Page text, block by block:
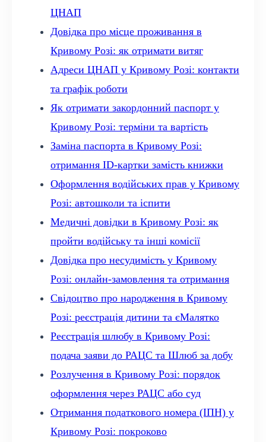
ЦНАП
Довідка про місце проживання в
Кривому Розі: як отримати витяг
Адреси ЦНАП у Кривому Розі: контакти
та графік роботи
Як отримати закордонний паспорт у
Кривому Розі: терміни та вартість
Заміна паспорта в Кривому Розі:
отримання ID-картки замість книжки
Оформлення водійських прав у Кривому
Розі: автошколи та іспити
Медичні довідки в Кривому Розі: як
пройти водійську та інші комісії
Довідка про несудимість у Кривому
Розі: онлайн-замовлення та отримання
Свідоцтво про народження в Кривому
Розі: реєстрація дитини та єМалятко
Реєстрація шлюбу в Кривому Розі:
подача заяви до РАЦС та Шлюб за добу
Розлучення в Кривому Розі: порядок
оформлення через РАЦС або суд
Отримання податкового номера (ІПН) у
Кривому Розі: покроково